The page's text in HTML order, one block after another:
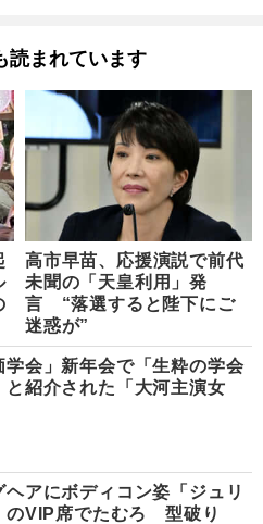
読まれています
高市早苗、応援演説で前代
未聞の「天皇利用」発
言 “落選すると陛下にご
迷惑が”
学会」新年会で「生粋の学会
と紹介された「大河主演女
ヘアにボディコン姿「ジュリ
のVIP席でたむろ 型破り